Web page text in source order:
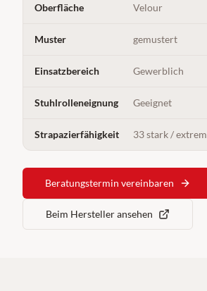
Oberfläche Velour
Muster gemustert
Einsatzbereich Gewerblich
Stuhlrolleneignung Geeignet
Strapazierfähigkeit 33 stark / extrem
Beratungstermin vereinbaren
Beim Hersteller ansehen